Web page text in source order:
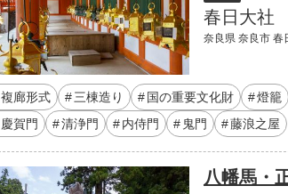
春日大社
奈良県 奈良市 春
複廊形式 三棟造り 国の重要文化財 燈籠
慶賀門
清浄門 内侍門 鬼門 藤浪之屋
八幡馬・